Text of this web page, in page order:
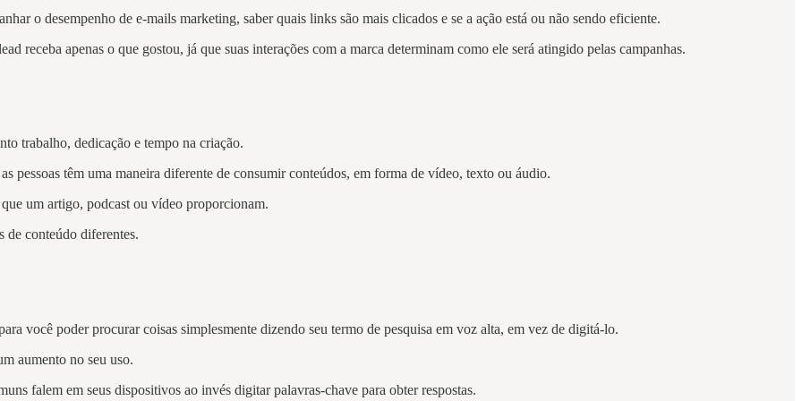
o desempenho de e-mails marketing, saber quais links são mais clicados e se a ação está ou não sendo eficiente.
receba apenas o que gostou, já que suas interações com a marca determinam como ele será atingido pelas campanhas.
trabalho, dedicação e tempo na criação.
pessoas têm uma maneira diferente de consumir conteúdos, em forma de vídeo, texto ou áudio.
um artigo, podcast ou vídeo proporcionam.
de conteúdo diferentes.
você poder procurar coisas simplesmente dizendo seu termo de pesquisa em voz alta, em vez de digitá-lo.
aumento no seu uso.
falem em seus dispositivos ao invés digitar palavras-chave para obter respostas.